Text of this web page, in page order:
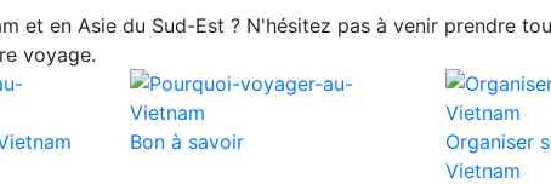
et en Asie du Sud-Est ? N'hésitez pas à venir prendre
voyage.
Bon à savoir
Organiser
Vietnam